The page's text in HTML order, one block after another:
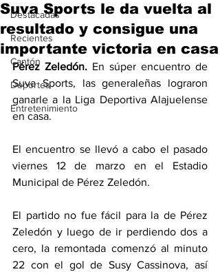
Destacadas
Recientes
Cantón
Deportes
Entretenimiento
Suva Sports le da vuelta al
resultado y consigue una
importante victoria en casa
Pérez Zeledón. En súper encuentro de
Suva Sports, las generaleñas lograron
ganarle a la Liga Deportiva Alajuelense
en casa.
El encuentro se llevó a cabo el pasado
viernes 12 de marzo en el Estadio
Municipal de Pérez Zeledón.
El partido no fue fácil para la de Pérez
Zeledón y luego de ir perdiendo dos a
cero, la remontada comenzó al minuto
22 con el gol de Susy Cassinova, así